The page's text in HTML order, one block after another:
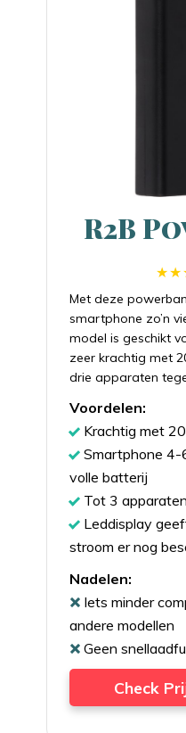
R2B
Met deze
smartphone zo’n
model is geschikt
zeer krachtig met
drie apparaten
Voordelen:
Krachtig met
Smartphone 4-
volle batterij
Tot 3
Leddisplay
stroom er nog
Nadelen:
Iets minder
andere modellen
Geen
Check